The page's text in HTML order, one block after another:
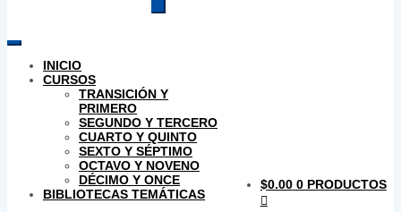
productos
INICIO
CURSOS
TRANSICIÓN Y
PRIMERO
SEGUNDO Y TERCERO
CUARTO Y QUINTO
SEXTO Y SÉPTIMO
OCTAVO Y NOVENO
DÉCIMO Y ONCE
BIBLIOTECAS TEMÁTICAS
$0.00 0 PRODUCTOS